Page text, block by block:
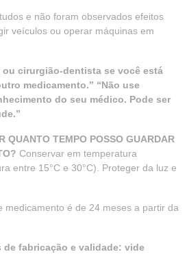
e não foram observados efeitos
veículos ou operar máquinas em
ou cirurgião-dentista se você está
medicamento.” “Não use
do seu médico. Pode ser
QUANTO TEMPO POSSO GUARDAR
Conservar em temperatura
entre 15°C e 30°C). Proteger da luz e
medicamento é de 24 meses a partir da
de fabricação e validade: vide